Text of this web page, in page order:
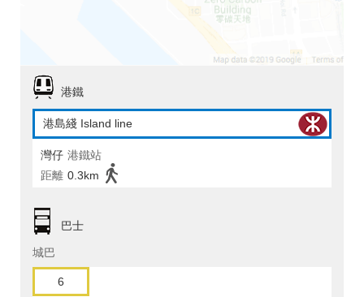
港鐵
港島綫 Island line
灣仔 港鐵站
距離 0.3km
巴士
城巴
6